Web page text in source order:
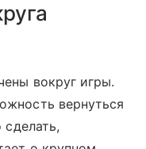
вокруг игры.
вернуться